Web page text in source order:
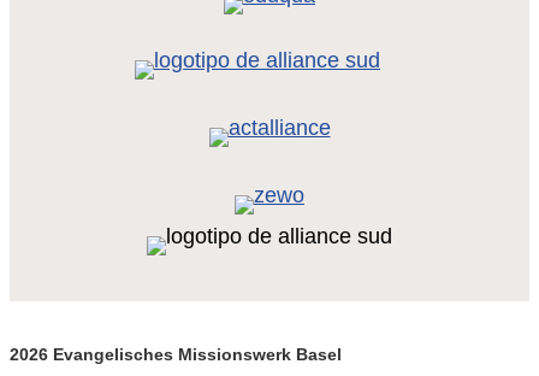
2026 Evangelisches Missionswerk Basel